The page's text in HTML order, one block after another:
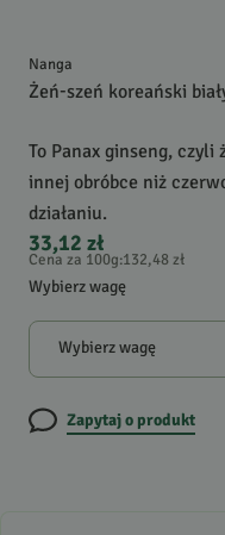
Nanga
Żeń-szeń koreański
To Panax ginseng, czyli
innej obróbce niż
działaniu.
33,12 zł
Cena za 100g:132,48 zł
Wybierz wagę
Wybierz wagę
Zapytaj o produkt